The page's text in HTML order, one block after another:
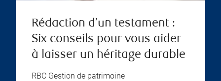
Rédaction d’un testament :
Six conseils pour vous aider
à laisser un héritage durable
RBC Gestion de patrimoine